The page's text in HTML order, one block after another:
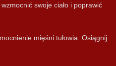
swoje ciało i poprawić
mięśni tułowia: Osiągnij